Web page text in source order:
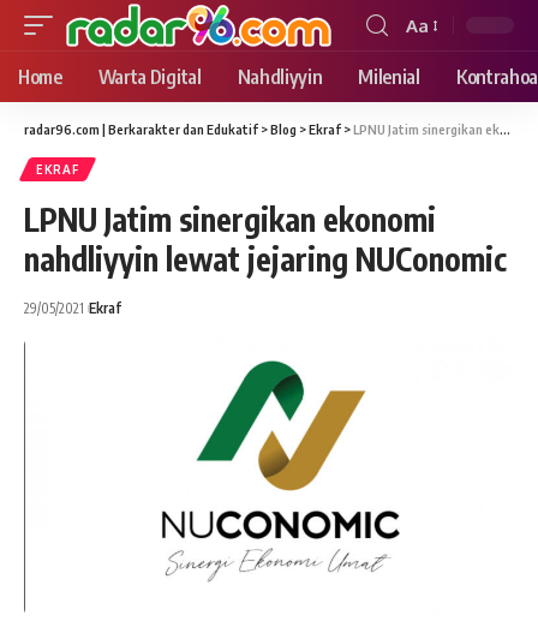
Font
Resizer
Aa
Home Warta Digital Nahdliyyin Milenial
radar96.com | Berkarakter dan Edukatif >Blog >Ekraf >LPNU Jatim sinergikan ekonomi nahdliyyin lewat jejaring NUConomic
EKRAF
LPNU Jatim sinergikan ekonomi
nahdliyyin lewat jejaring NUConomic
29/05/2021 Ekraf